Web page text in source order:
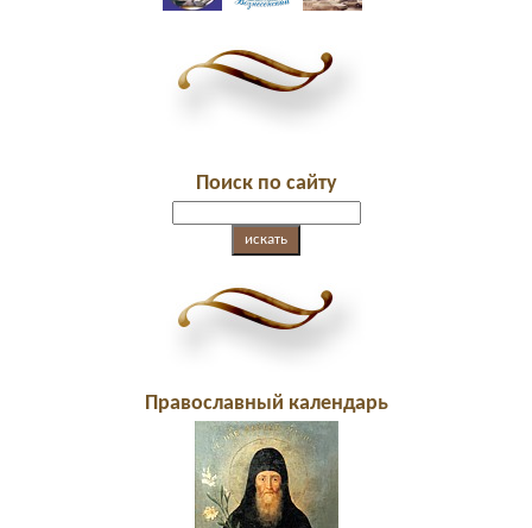
Поиск по сайту
Православный календарь